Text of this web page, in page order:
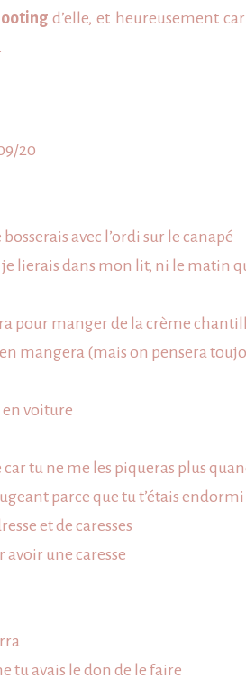
d’elle, et heureusement
20
avec l’ordi sur le canapé
lierais dans mon lit, ni le matin
pour manger de la crème
mangera (mais on pensera
en voiture
tu ne me les piqueras plus
parce que tu t’étais
et de caresses
avoir une caresse
tu avais le don de le faire